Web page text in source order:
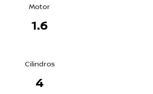
Motor
1.6
Cilindros
4